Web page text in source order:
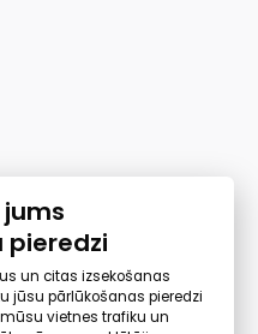
pieredzi
un citas izsekošanas
jūsu pārlūkošanas pieredzi
vietnes trafiku un